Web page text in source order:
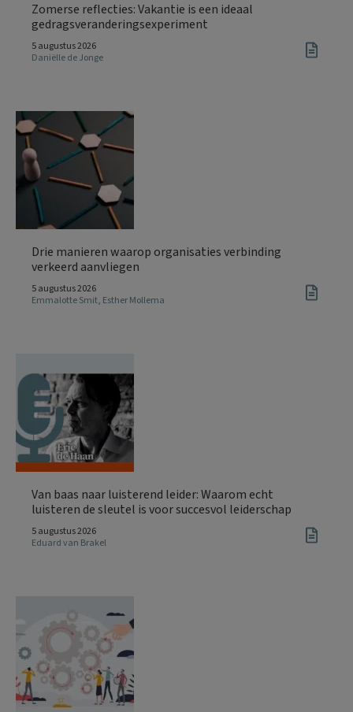
Zomerse reflecties: Vakantie is een ideaal
gedragsveranderingsexperiment
5 augustus 2026
Daniëlle de Jonge
Drie manieren waarop organisaties verbinding
verkeerd aanvliegen
5 augustus 2026
Emmalotte Smit, Esther Mollema
Van baas naar luisterend leider: Waarom echt
luisteren de sleutel is voor succesvol leiderschap
5 augustus 2026
Eduard van Brakel